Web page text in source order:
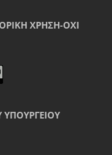
ΧΡΉΣΗ-ΌΧΙ
ΥΠΟΥΡΓΕΊΟΥ